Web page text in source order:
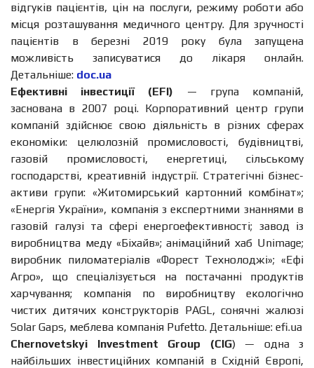
відгуків пацієнтів, цін на послуги, режиму роботи або
місця розташування медичного центру. Для зручності
пацієнтів в березні 2019 року була запущена
можливість записуватися до лікаря онлайн.
Детальніше: doc.ua
Ефективні інвестиції (EFI) — група компаній,
заснована в 2007 році. Корпоративний центр групи
компаній здійснює свою діяльність в різних сферах
економіки: целюлозній промисловості, будівництві,
газовій промисловості, енергетиці, сільському
господарстві, креативній індустрії. Стратегічні бізнес-
активи групи: «Житомирський картонний комбінат»;
«Енергія України», компанія з експертними знаннями в
газовій галузі та сфері енергоефективності; завод із
виробництва меду «Біхайв»; анімаційний хаб Unimage;
виробник пиломатеріалів «Форест Технолоджі»; «Ефі
Агро», що спеціалізується на постачанні продуктів
харчування; компанія по виробництву екологічно
чистих дитячих конструкторів PAGL, сонячні жалюзі
Solar Gaps, меблева компанія Pufetto. Детальніше: efi.ua
Chernovetskyi Investment Group (CIG) — одна з
найбільших інвестиційних компаній в Східній Європі,